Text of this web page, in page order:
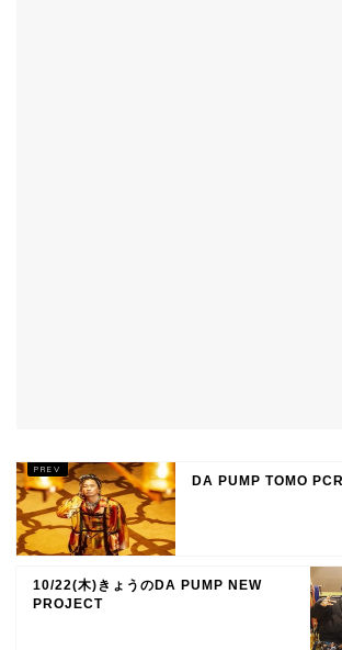
DA PUMP TOMO
10/22(木)きょうのDA PUMP NEW
PROJECT